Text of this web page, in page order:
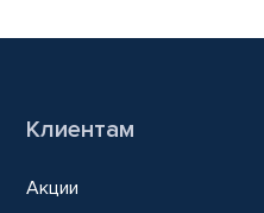
Клиентам
Акции